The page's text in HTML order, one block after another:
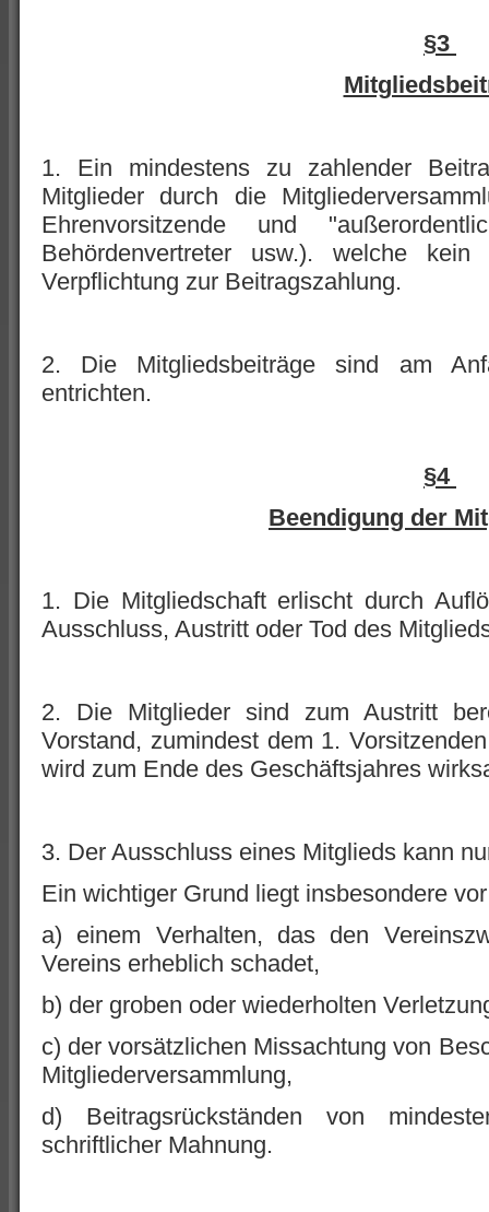
§3
1. Ein mindestens zu zahlender
Mitglieder durch die
Ehrenvorsitzende und
Behördenvertreter usw.). welche
Verpflichtung zur Beitragszahlung.
2. Die Mitgliedsbeiträge sind am
entrichten.
§4
Beendigung der
1. Die Mitgliedschaft erlischt durch
Ausschluss, Austritt oder Tod des
2. Die Mitglieder sind zum Austritt
Vorstand, zumindest dem 1.
wird zum Ende des Geschäftsjahres
3. Der Ausschluss eines Mitglieds kann
Ein wichtiger Grund liegt insbesondere
a) einem Verhalten, das den
Vereins erheblich schadet,
b) der groben oder wiederholten
c) der vorsätzlichen Missachtung von
Mitgliederversammlung,
d) Beitragsrückständen von
schriftlicher Mahnung.